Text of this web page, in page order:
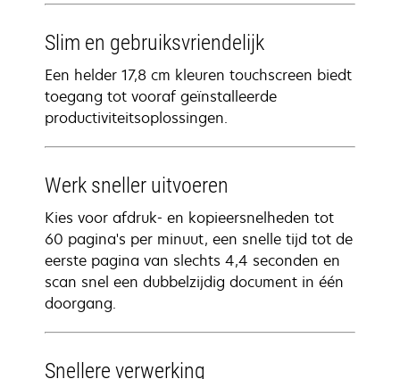
Slim en gebruiksvriendelijk
Een helder 17,8 cm kleuren touchscreen biedt
toegang tot vooraf geïnstalleerde
productiviteitsoplossingen.
Werk sneller uitvoeren
Kies voor afdruk- en kopieersnelheden tot
60 pagina's per minuut, een snelle tijd tot de
eerste pagina van slechts 4,4 seconden en
scan snel een dubbelzijdig document in één
doorgang.
Snellere verwerking